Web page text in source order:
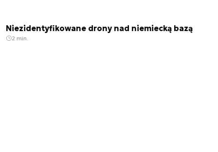
Niezidentyfikowane drony nad niemiecką bazą
2 min.